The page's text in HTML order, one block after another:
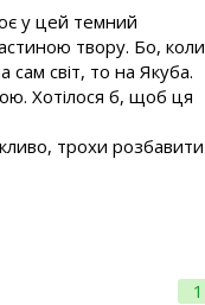
у цей темний
твору. Бо, коли
сам світ, то на Якуба.
Хотілося б, щоб ця
трохи розбавити
1